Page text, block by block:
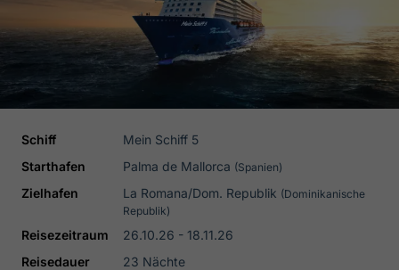
Schiff
Mein Schiff 5
Starthafen
Palma de Mallorca (Spanien)
Zielhafen La Romana/Dom. Republik (Dominikanische
Republik)
Reisezeitraum
26.10.26 - 18.11.26
Reisedauer
23 Nächte